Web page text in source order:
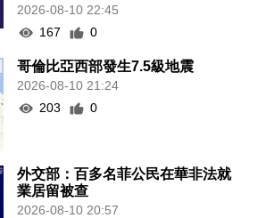
2026-08-10 22:45
167
0
哥倫比亞西部發生7.5級地震
2026-08-10 21:24
203
0
外交部：百多名菲公民在華非法就
業居留被查
2026-08-10 20:57